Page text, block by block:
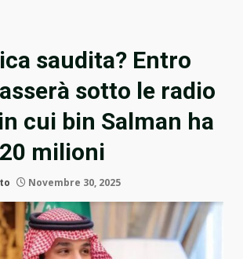
saudita? Entro
sotto le radio
cui bin Salman ha
milioni
Novembre 30, 2025